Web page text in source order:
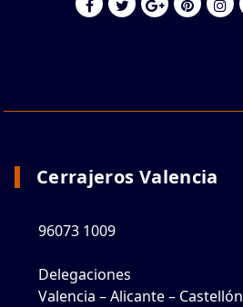
Cerrajeros Valencia
96073 1009
Delegaciones
Valencia – Alicante – Castellón